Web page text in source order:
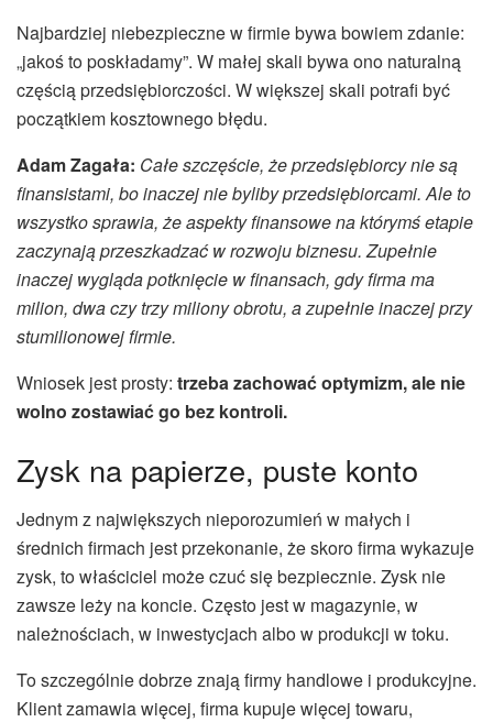
Najbardziej niebezpieczne w firmie bywa bowiem zdanie:
„jakoś to poskładamy”. W małej skali bywa ono naturalną
częścią przedsiębiorczości. W większej skali potrafi być
początkiem kosztownego błędu.
Adam Zagała: Całe szczęście, że przedsiębiorcy nie są
finansistami, bo inaczej nie byliby przedsiębiorcami. Ale to
wszystko sprawia, że aspekty finansowe na którymś etapie
zaczynają przeszkadzać w rozwoju biznesu. Zupełnie
inaczej wygląda potknięcie w finansach, gdy firma ma
milion, dwa czy trzy miliony obrotu, a zupełnie inaczej przy
stumilionowej firmie.
Wniosek jest prosty: trzeba zachować optymizm, ale nie
wolno zostawiać go bez kontroli.
Zysk na papierze, puste konto
Jednym z największych nieporozumień w małych i
średnich firmach jest przekonanie, że skoro firma wykazuje
zysk, to właściciel może czuć się bezpiecznie. Zysk nie
zawsze leży na koncie. Często jest w magazynie, w
należnościach, w inwestycjach albo w produkcji w toku.
To szczególnie dobrze znają firmy handlowe i produkcyjne.
Klient zamawia więcej, firma kupuje więcej towaru,